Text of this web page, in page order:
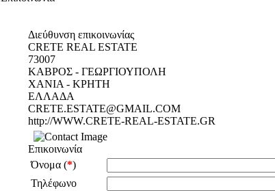
Διεύθυνση επικοινωνίας
CRETE REAL ESTATE
73007
ΚΑΒΡΟΣ - ΓΕΩΡΓΙΟΥΠΟΛΗ
ΧΑΝΙΑ - ΚΡΗΤΗ
ΕΛΛΑΔΑ
CRETE.ESTATE@GMAIL.COM
http://WWW.CRETE-REAL-ESTATE.GR
Επικοινωνία
Όνομα (*)
Τηλέφωνο